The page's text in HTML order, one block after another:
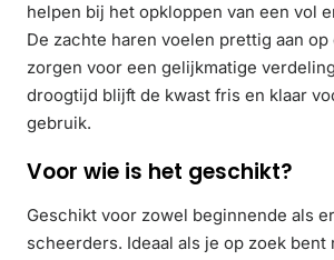
helpen bij het opkloppen van een vol
De zachte haren voelen prettig aan op
zorgen voor een gelijkmatige
droogtijd blijft de kwast fris en klaar
gebruik.
Voor wie is het geschikt?
Geschikt voor zowel beginnende als
scheerders. Ideaal als je op zoek bent